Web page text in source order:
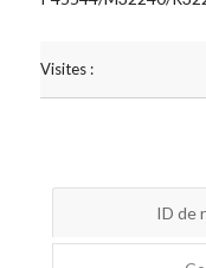
Visites :
ID de